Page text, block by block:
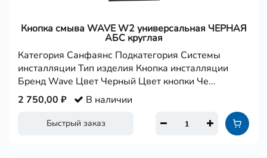
Кнопка смыва WAVE W2 универсальная ЧЕРНАЯ
АБС круглая
Категория Санфаянс Подкатегория Системы
инсталляции Тип изделия Кнопка инсталляции
Бренд Wave Цвет Черный Цвет кнопки Че...
Быстрый заказ
2 750,00 ₽ В наличии